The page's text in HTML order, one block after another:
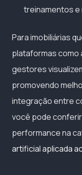
treinamentos e
Para imobiliárias
plataformas como
gestores
promovendo
integração entre
você pode
performance na
artificial aplicada